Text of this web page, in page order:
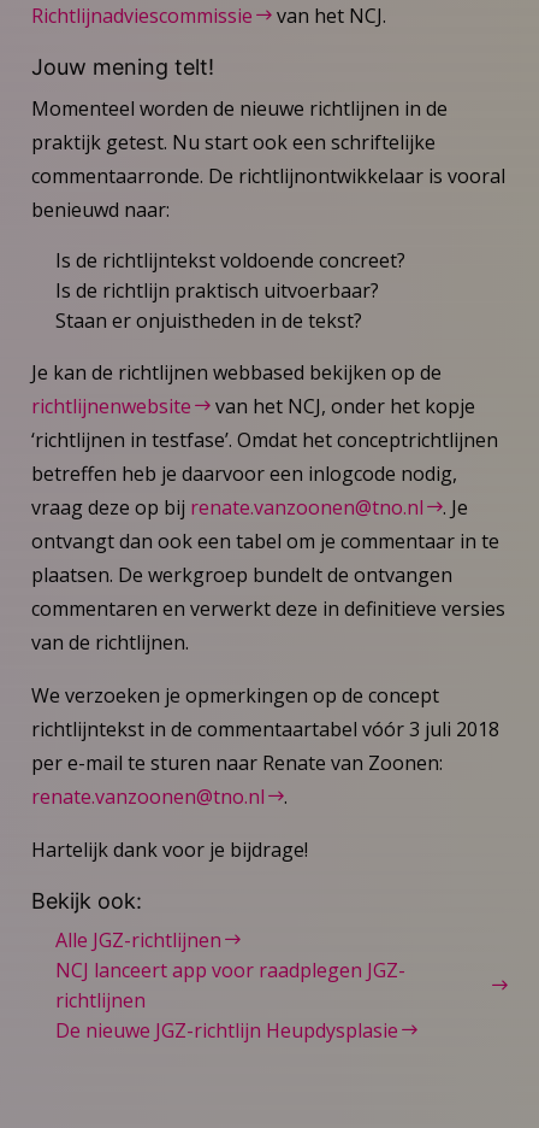
Richtlijnadviescommissie
van het NCJ.
Jouw mening telt!
Momenteel worden de nieuwe richtlijnen in de
praktijk getest. Nu start ook een schriftelijke
commentaarronde. De richtlijnontwikkelaar is vooral
benieuwd naar:
Is de richtlijntekst voldoende concreet?
Is de richtlijn praktisch uitvoerbaar?
Staan er onjuistheden in de tekst?
Je kan de richtlijnen webbased bekijken op de
richtlijnenwebsite
van het NCJ, onder het kopje
‘richtlijnen in testfase’. Omdat het conceptrichtlijnen
betreffen heb je daarvoor een inlogcode nodig,
vraag deze op bij renate.vanzoonen@tno.nl
. Je
ontvangt dan ook een tabel om je commentaar in te
plaatsen. De werkgroep bundelt de ontvangen
commentaren en verwerkt deze in definitieve versies
van de richtlijnen.
We verzoeken je opmerkingen op de concept
richtlijntekst in de commentaartabel vóór 3 juli 2018
per e-mail te sturen naar Renate van Zoonen:
renate.vanzoonen@tno.nl
.
Hartelijk dank voor je bijdrage!
Bekijk ook:
Alle JGZ-richtlijnen
NCJ lanceert app voor raadplegen JGZ-
richtlijnen
De nieuwe JGZ-richtlijn Heupdysplasie